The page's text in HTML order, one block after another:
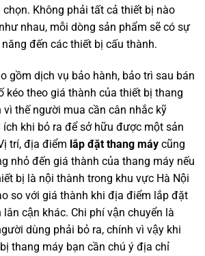
Không phải tất cả thiết bị nào
nhau, mỗi dòng sản phẩm sẽ có sự
đến các thiết bị cấu thành.
gồm dịch vụ bảo hành, bảo trì sau bán
kéo theo giá thành của thiết bị thang
vì thế người mua cần cân nhắc kỹ
khi bỏ ra để sở hữu được một sản
trí, địa điểm lắp đặt thang máy cũng
nhỏ đến giá thành của thang máy nếu
bị là nội thành trong khu vực Hà Nội
so với giá thành khi địa điểm lắp đặt
cận khác. Chi phí vận chuyển là
dùng phải bỏ ra, chính vì vậy khi
thang máy bạn cần chú ý địa chỉ